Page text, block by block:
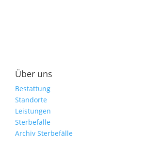
Über uns
Bestattung
Standorte
Leistungen
Sterbefälle
Archiv Sterbefälle